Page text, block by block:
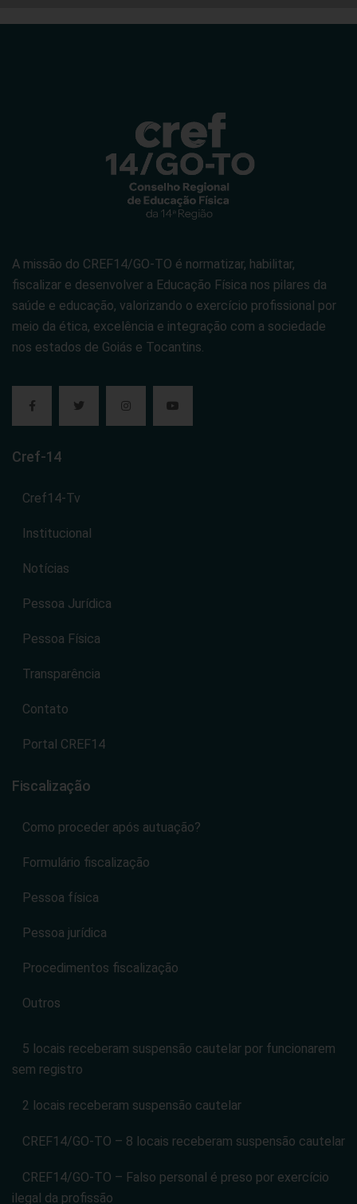
A missão do CREF14/GO-TO é normatizar, habilitar,
fiscalizar e desenvolver a Educação Física nos pilares da
saúde e educação, valorizando o exercício profissional por
meio da ética, excelência e integração com a sociedade
nos estados de Goiás e Tocantins.
Cref-14
Cref14-Tv
Institucional
Notícias
Pessoa Jurídica
Pessoa Física
Transparência
Contato
Portal CREF14
Fiscalização
Como proceder após autuação?
Formulário fiscalização
Pessoa física
Pessoa jurídica
Procedimentos fiscalização
Outros
5 locais receberam suspensão cautelar por funcionarem
sem registro
2 locais receberam suspensão cautelar
CREF14/GO-TO – 8 locais receberam suspensão cautelar
CREF14/GO-TO – Falso personal é preso por exercício
ilegal da profissão